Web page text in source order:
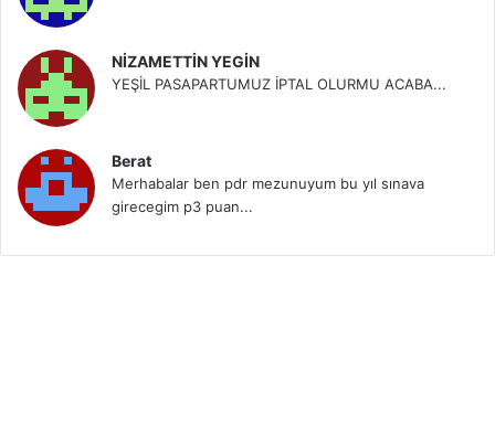
NİZAMETTİN YEGİN
YEŞİL PASAPARTUMUZ İPTAL OLURMU ACABA...
Berat
Merhabalar ben pdr mezunuyum bu yıl sınava
girecegim p3 puan...